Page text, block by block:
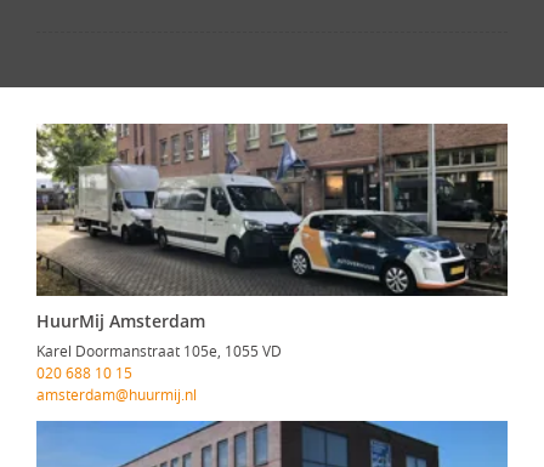
HuurMij Amsterdam
Karel Doormanstraat 105e, 1055 VD
020 688 10 15
amsterdam@huurmij.nl